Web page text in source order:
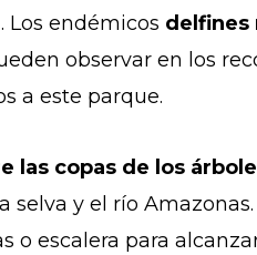
Los endémicos delfines
observar en los
a este parque.
las copas de los
selva y el río
o escalera para